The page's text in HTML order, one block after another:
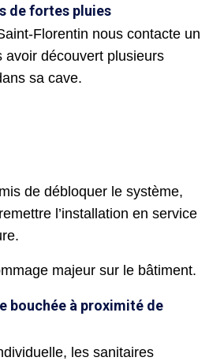
de fortes pluies
Florentin nous contacte un
avoir découvert plusieurs
sa cave.
de débloquer le système,
l’installation en service
majeur sur le bâtiment.
bouchée à proximité de
les sanitaires